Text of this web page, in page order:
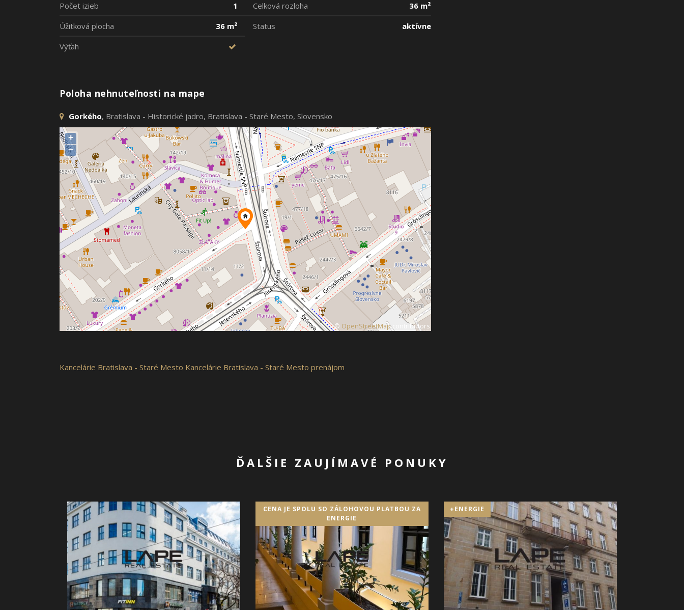
Počet izieb 1 Celková rozloha
36 m²
Úžitková plocha
36 m² Status
aktívne
Výťah
Poloha nehnuteľnosti na mape
Gorkého, Bratislava - Historické jadro, Bratislava - Staré Mesto, Slovensko
+
−
© OpenStreetMapcontributors
Kancelárie Bratislava - Staré Mesto Kancelárie Bratislava - Staré Mesto prenájom
ĎALŠIE ZAUJÍMAVÉ PONUKY
CENA JE SPOLU SO ZÁLOHOVOU PLATBOU ZA
ENERGIE
+ENERGIE